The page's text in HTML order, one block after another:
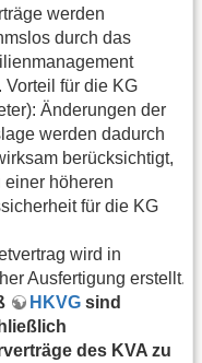
werden
durch das
Vorteil für die KG
Änderungen der
werden dadurch
berücksichtigt,
einer höheren
für die KG
wird in
Ausfertigung erstellt.
HKVG sind
des KVA zu